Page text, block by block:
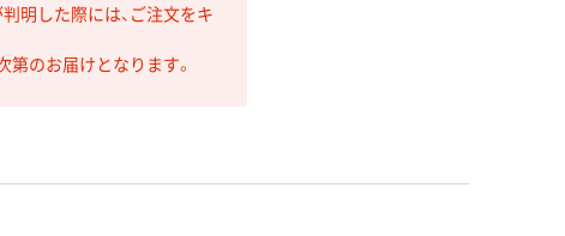
明した際には、ご注文をキ
第のお届けとなります。